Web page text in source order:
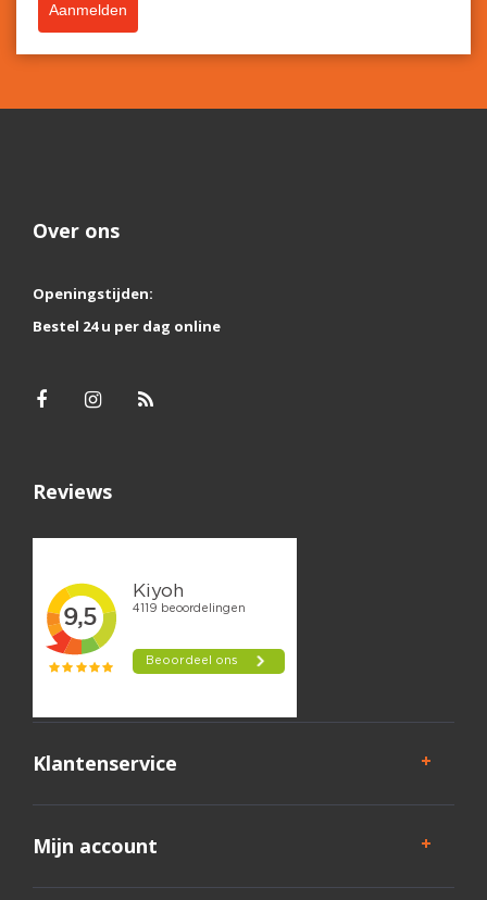
Aanmelden
Over ons
Openingstijden:
Bestel 24 u per dag online
Reviews
Klantenservice
Mijn account